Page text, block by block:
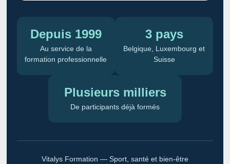
Depuis 1999
Au service de la
formation professionnelle
3 pays
Belgique, Luxembourg et
Suisse
Plusieurs milliers
De participants déjà formés
Vitalys Formation — Sport, santé et bien-être